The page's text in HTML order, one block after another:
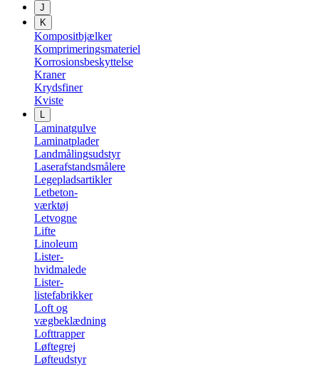
J
K
Kompositbjælker
Komprimeringsmateriel
Korrosionsbeskyttelse
Kraner
Krydsfiner
Kviste
L
Laminatgulve
Laminatplader
Landmålingsudstyr
Laserafstandsmålere
Legepladsartikler
Letbeton-
værktøj
Letvogne
Lifte
Linoleum
Lister-
hvidmalede
Lister-
listefabrikker
Loft og
vægbeklædning
Lofttrapper
Løftegrej
Løfteudstyr